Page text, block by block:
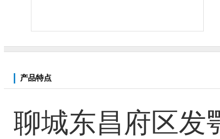
产品特点
聊城东昌府区发